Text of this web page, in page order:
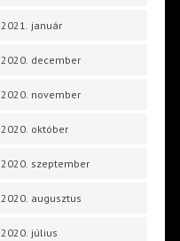
2021. január
2020. december
2020. november
2020. október
2020. szeptember
2020. augusztus
2020. július